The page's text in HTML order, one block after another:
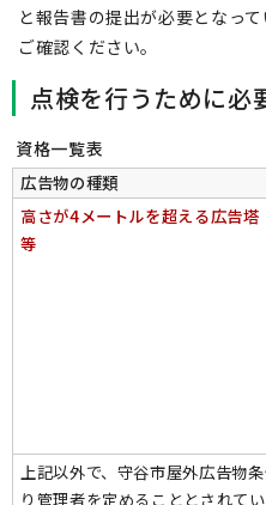
と報告書の提出が必要となっ
ご確認ください。
点検を行うために必
資格一覧表
広告物の種類
高さが4メートルを超える広告塔
等
上記以外で、守谷市屋外広告物
り管理者を定めることとされて